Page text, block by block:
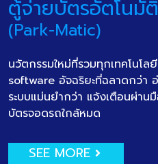
ตู้จ่ายบัตรอัตโนมัติ
(Park-Matic)
นวัตกรรมใหม่ที่รวมทุกเทคโนโ
software อัจฉริยะที่ฉลาดกว่า
ระบบแม่นยำกว่า แจ้งเตือนผ่า
บัตรจอดรถใกล้หมด
SEE MORE